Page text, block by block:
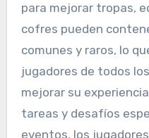
para mejorar tropas,
cofres pueden
comunes y raros, lo
jugadores de todos
mejorar su
tareas y desafíos
eventos, los